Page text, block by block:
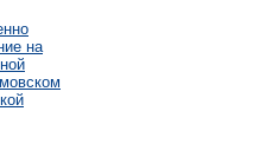
на